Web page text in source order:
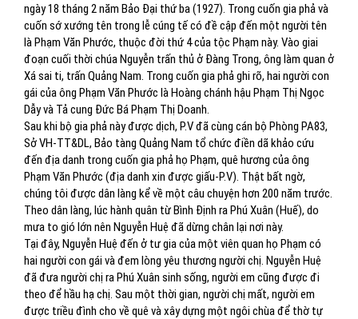
ngày 18 tháng 2 năm Bảo Đại thứ ba (1927). Trong cuốn gia phả và
cuốn sớ xướng tên trong lễ cúng tế có đề cập đến một người tên
là Phạm Văn Phước, thuộc đời thứ 4 của tộc Phạm này. Vào giai
đoạn cuối thời chúa Nguyễn trấn thủ ở Đàng Trong, ông làm quan ở
Xá sai ti, trấn Quảng Nam. Trong cuốn gia phả ghi rõ, hai người con
gái của ông Phạm Văn Phước là Hoàng chánh hậu Phạm Thị Ngọc
Dẫy và Tả cung Đức Bá Phạm Thị Doanh.
Sau khi bộ gia phả này được dịch, P.V đã cùng cán bộ Phòng PA83,
Sở VH-TT&DL, Bảo tàng Quảng Nam tổ chức điền dã khảo cứu
đến địa danh trong cuốn gia phả họ Phạm, quê hương của ông
Phạm Văn Phước (địa danh xin được giấu-P.V). Thật bất ngờ,
chúng tôi được dân làng kể về một câu chuyện hơn 200 năm trước.
Theo dân làng, lúc hành quân từ Bình Định ra Phú Xuân (Huế), do
mưa to gió lớn nên Nguyễn Huệ đã dừng chân lại nơi này.
Tại đây, Nguyễn Huệ đến ở tư gia của một viên quan họ Phạm có
hai người con gái và đem lòng yêu thương người chị. Nguyễn Huệ
đã đưa người chị ra Phú Xuân sinh sống, người em cũng được đi
theo để hầu hạ chị. Sau một thời gian, người chị mất, người em
được triều đình cho về quê và xây dựng một ngôi chùa để thờ tự